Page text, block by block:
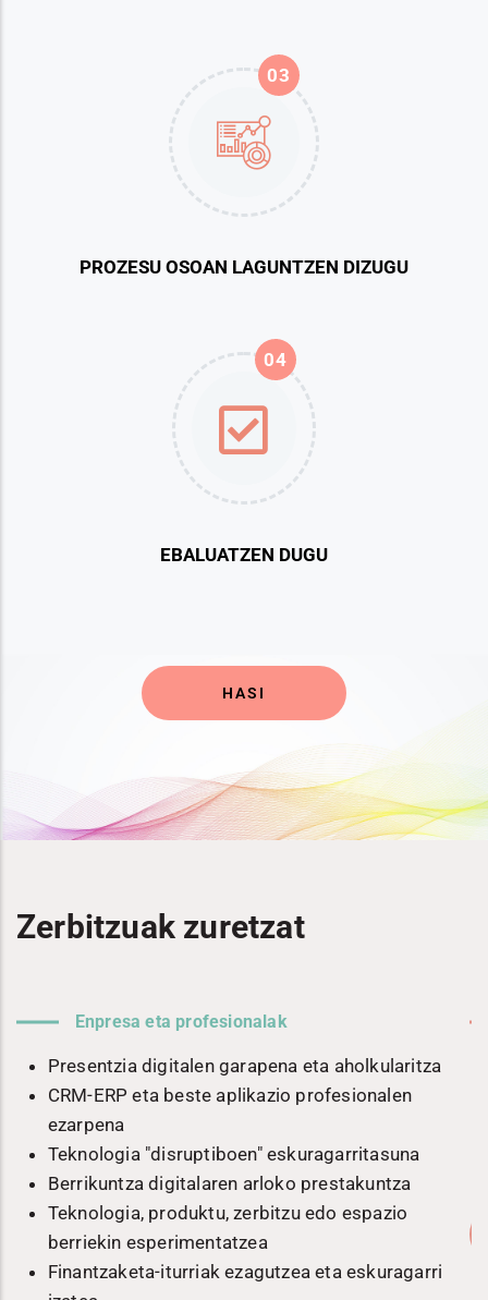
03
PROZESU OSOAN LAGUNTZEN DIZUGU
04
EBALUATZEN DUGU
HASI
Zerbitzuak zuretzat
Enpresa eta profesionalak
Presentzia digitalen garapena eta aholkularitza
CRM-ERP eta beste aplikazio profesionalen
ezarpena
Teknologia "disruptiboen" eskuragarritasuna
Berrikuntza digitalaren arloko prestakuntza
Teknologia, produktu, zerbitzu edo espazio
berriekin esperimentatzea
Finantzaketa-iturriak ezagutzea eta eskuragarri